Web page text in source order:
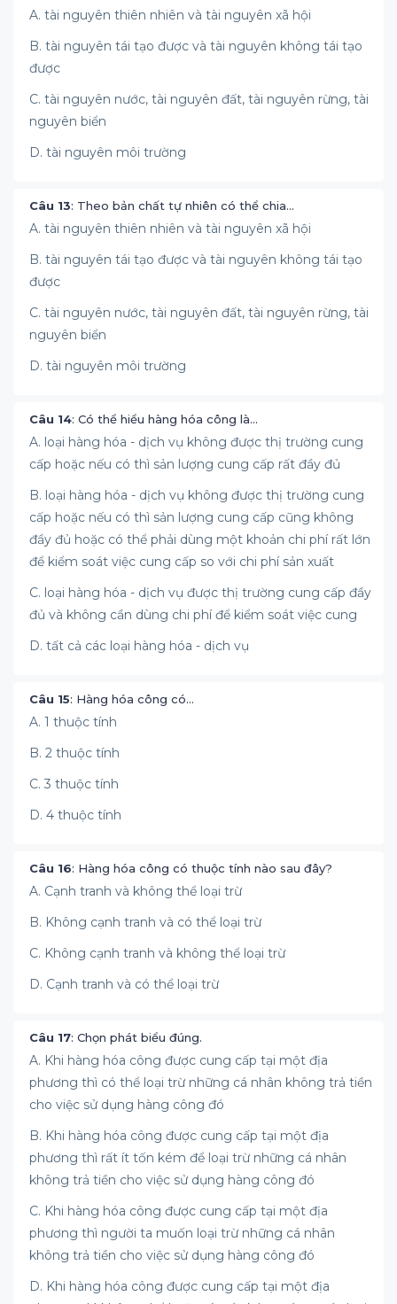
A. tài nguyên thiên nhiên và tài nguyên xã hội
B. tài nguyên tái tạo được và tài nguyên không tái tạo
được
C. tài nguyên nước, tài nguyên đất, tài nguyên rừng, tài
nguyên biển
D. tài nguyên môi trường
Câu 13: Theo bản chất tự nhiên có thể chia…
A. tài nguyên thiên nhiên và tài nguyên xã hội
B. tài nguyên tái tạo được và tài nguyên không tái tạo
được
C. tài nguyên nước, tài nguyên đất, tài nguyên rừng, tài
nguyên biển
D. tài nguyên môi trường
Câu 14: Có thể hiểu hàng hóa công là…
A. loại hàng hóa - dịch vụ không được thị trường cung
cấp hoặc nếu có thì sản lượng cung cấp rất đầy đủ
B. loại hàng hóa - dịch vụ không được thị trường cung
cấp hoặc nếu có thì sản lượng cung cấp cũng không
đầy đủ hoặc có thể phải dùng một khoản chi phí rất lớn
để kiểm soát việc cung cấp so với chi phí sản xuất
C. loại hàng hóa - dịch vụ được thị trường cung cấp đầy
đủ và không cần dùng chi phí để kiểm soát việc cung
D. tất cả các loại hàng hóa - dịch vụ
Câu 15: Hàng hóa công có…
A. 1 thuộc tính
B. 2 thuộc tính
C. 3 thuộc tính
D. 4 thuộc tính
Câu 16: Hàng hóa công có thuộc tính nào sau đây?
A. Cạnh tranh và không thể loại trừ
B. Không cạnh tranh và có thể loại trừ
C. Không cạnh tranh và không thể loại trừ
D. Cạnh tranh và có thể loại trừ
Câu 17: Chọn phát biểu đúng.
A. Khi hàng hóa công được cung cấp tại một địa
phương thì có thể loại trừ những cá nhân không trả tiền
cho việc sử dụng hàng công đó
B. Khi hàng hóa công được cung cấp tại một địa
phương thì rất ít tốn kém để loại trừ những cá nhân
không trả tiền cho việc sử dụng hàng công đó
C. Khi hàng hóa công được cung cấp tại một địa
phương thì người ta muốn loại trừ những cá nhân
không trả tiền cho việc sử dụng hàng công đó
D. Khi hàng hóa công được cung cấp tại một địa